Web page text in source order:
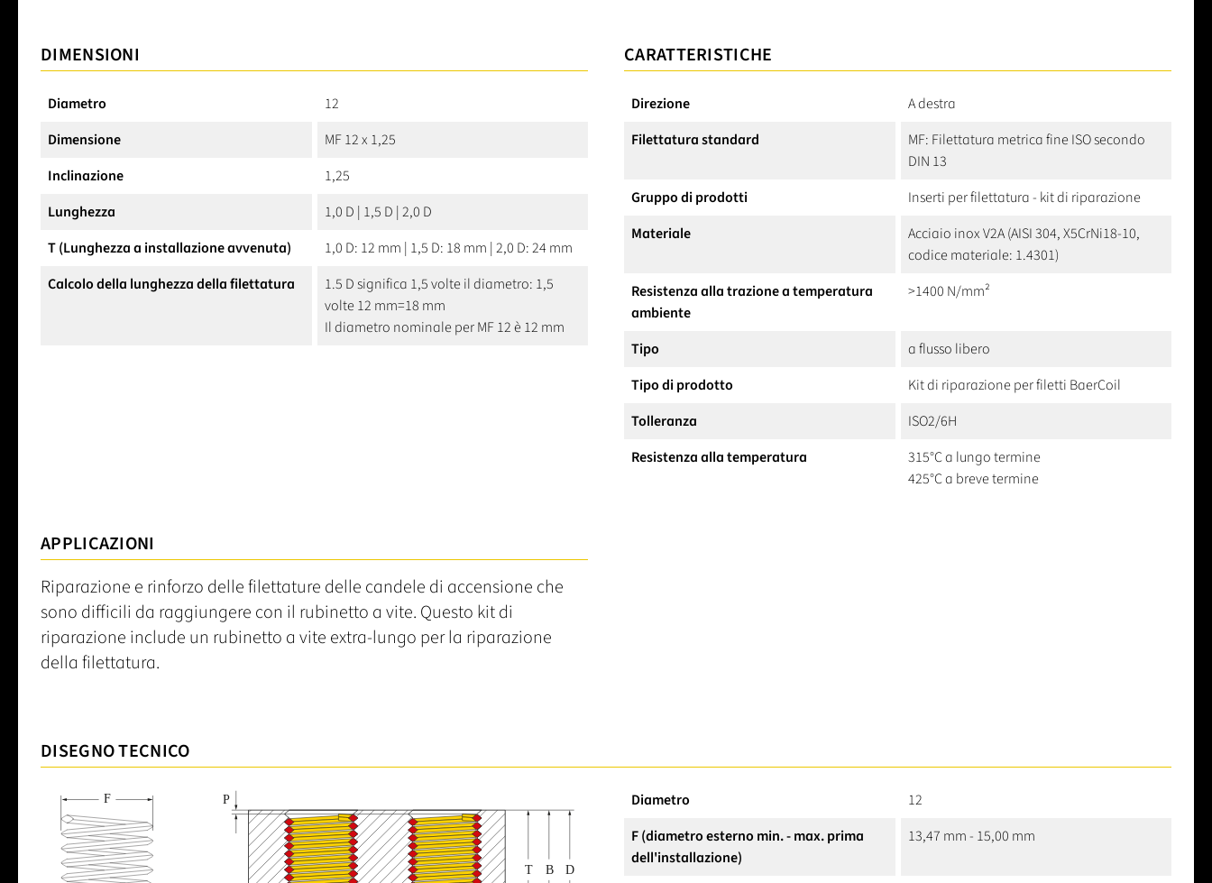
DIMENSIONI
Diametro
12
Dimensione
MF 12 x 1,25
Inclinazione
1,25
Lunghezza
1,0 D | 1,5 D | 2,0 D
T (Lunghezza a installazione avvenuta)
1,0 D: 12 mm | 1,5 D: 18 mm | 2,0 D: 24 mm
Calcolo della lunghezza della filettatura
1.5 D significa 1,5 volte il diametro: 1,5
volte 12 mm=18 mm
Il diametro nominale per MF 12 è 12 mm
CARATTERISTICHE
Direzione
A destra
Filettatura standard
MF: Filettatura metrica fine ISO secondo
DIN 13
Gruppo di prodotti
Inserti per filettatura - kit di riparazione
Materiale
Acciaio inox V2A (AISI 304, X5CrNi18-10,
codice materiale: 1.4301)
Resistenza alla trazione a temperatura
ambiente
>1400 N/mm²
Tipo
a flusso libero
Tipo di prodotto
Kit di riparazione per filetti BaerCoil
Tolleranza
ISO2/6H
Resistenza alla temperatura
315°C a lungo termine
425°C a breve termine
APPLICAZIONI
Riparazione e rinforzo delle filettature delle candele di accensione che
sono difficili da raggiungere con il rubinetto a vite. Questo kit di
riparazione include un rubinetto a vite extra-lungo per la riparazione
della filettatura.
DISEGNO TECNICO
Diametro
12
F (diametro esterno min. - max. prima
dell'installazione)
13,47 mm - 15,00 mm